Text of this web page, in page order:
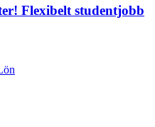
Flexibelt studentjobb